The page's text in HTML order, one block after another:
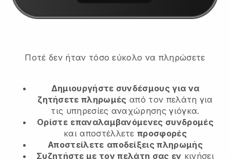
Ποτέ δεν ήταν τόσο εύκολο να πληρώσετε
Δημιουργήστε συνδέσμους για να
ζητήσετε πληρωμές από τον πελάτη για
τις υπηρεσίες αναχώρησης γιόγκα.
Ορίστε επαναλαμβανόμενες συνδρομές
και αποστέλλετεπροσφορές
Αποστείλετε αποδείξεις πληρωμής
Συζητήστε με τον πελάτη σας εν κινήσει